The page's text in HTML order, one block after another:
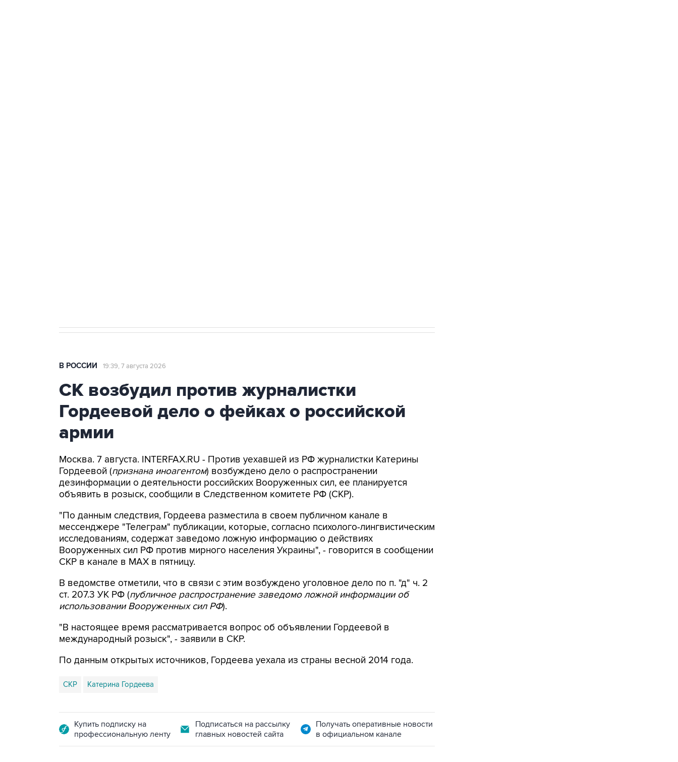
В РОССИИ 19:39, 7 августа 2026
СК возбудил против журналистки
Гордеевой дело о фейках о российской
армии
Москва. 7 августа. INTERFAX.RU - Против уехавшей из РФ журналистки Катерины
Гордеевой (признана иноагентом) возбуждено дело о распространении
дезинформации о деятельности российских Вооруженных сил, ее планируется
объявить в розыск, сообщили в Следственном комитете РФ (СКР).
"По данным следствия, Гордеева разместила в своем публичном канале в
мессенджере "Телеграм" публикации, которые, согласно психолого-лингвистическим
исследованиям, содержат заведомо ложную информацию о действиях
Вооруженных сил РФ против мирного населения Украины", - говорится в сообщении
СКР в канале в MAX в пятницу.
В ведомстве отметили, что в связи с этим возбуждено уголовное дело по п. "д" ч. 2
ст. 207.3 УК РФ (публичное распространение заведомо ложной информации об
использовании Вооруженных сил РФ).
"В настоящее время рассматривается вопрос об объявлении Гордеевой в
международный розыск", - заявили в СКР.
По данным открытых источников, Гордеева уехала из страны весной 2014 года.
СКР Катерина Гордеева
Купить подписку на
профессиональную ленту
Подписаться на рассылку
главных новостей сайта
Получать оперативные новости
в официальном канале